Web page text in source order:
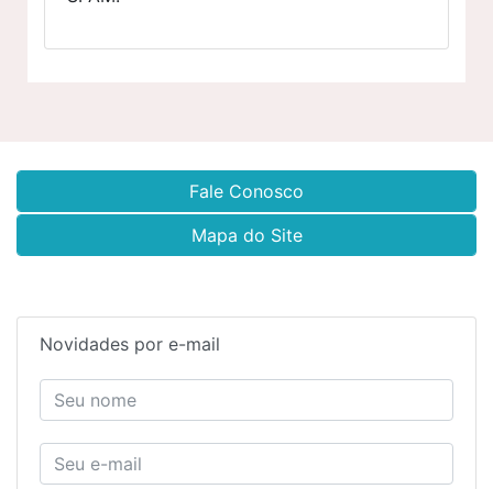
Fale Conosco
Mapa do Site
Novidades por e-mail